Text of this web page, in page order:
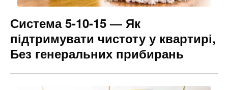
Система 5-10-15 — Як
підтримувати чистоту у квартирі,
Без генеральних прибирань